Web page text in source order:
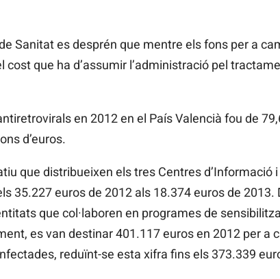
Sanitat es desprén que mentre els fons per a
que ha d’assumir l’administració pel
en 2012 en el País Valencià fou de
d’euros.
que distribueixen els tres Centres d’Informació
35.227 euros de 2012 als 18.374 euros de 2013.
que col·laboren en programes de
es van destinar 401.117 euros en 2012 per a
reduïnt-se esta xifra fins els 373.339